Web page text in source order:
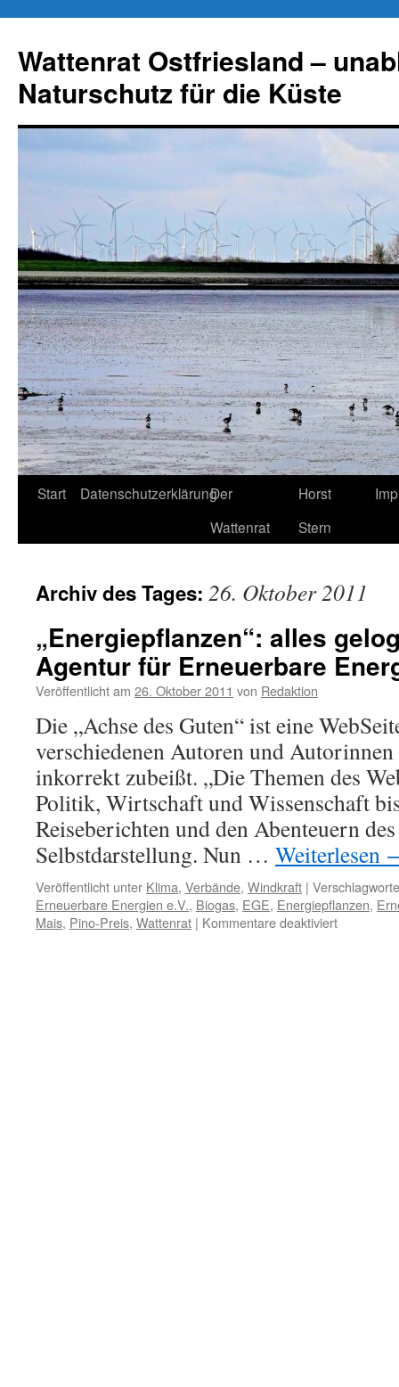
springen
Wattenrat Ostfriesland –
Naturschutz für die Küste
Start DatenschutzerklärungDer
Wattenrat
Horst
Stern
Archiv des Tages: 26. Oktober 2011
„Energiepflanzen“: alles
Agentur für Erneuerbare
Veröffentlicht am 26. Oktober 2011 von Redaktion
Die „Achse des Guten“ ist eine
verschiedenen Autoren und
inkorrekt zubeißt. „Die Themen des
Politik, Wirtschaft und Wissenschaft
Reiseberichten und den Abenteuern
Selbstdarstellung. Nun … Weiterlesen
Veröffentlicht unter Klima, Verbände, Windkraft |
Erneuerbare Energien e.V., Biogas, EGE, Energiepflanzen,
Mais, Pino-Preis, Wattenrat | Kommentare deaktiviertfür